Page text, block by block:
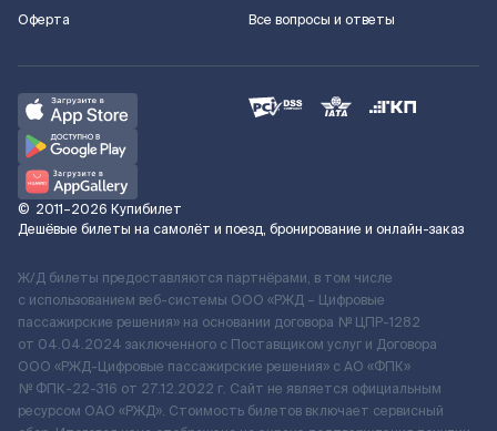
Оферта
Все вопросы и ответы
© 2011–2026 Купибилет
Дешёвые билеты на самолёт и поезд, бронирование и онлайн-заказ
Ж/Д билеты предоставляются партнёрами, в том числе
с использованием веб-системы ООО «РЖД – Цифровые
пассажирские решения» на основании договора № ЦПР-1282
от 04.04.2024 заключенного с Поставщиком услуг и Договора
ООО «РЖД-Цифровые пассажирские решения» c АО «ФПК»
№ ФПК-22-316 от 27.12.2022 г. Сайт не является официальным
ресурсом ОАО «РЖД». Стоимость билетов включает сервисный